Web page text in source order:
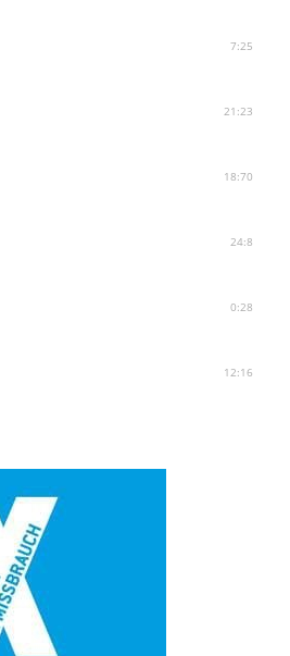
7:25
21:23
18:70
24:8
0:28
12:16